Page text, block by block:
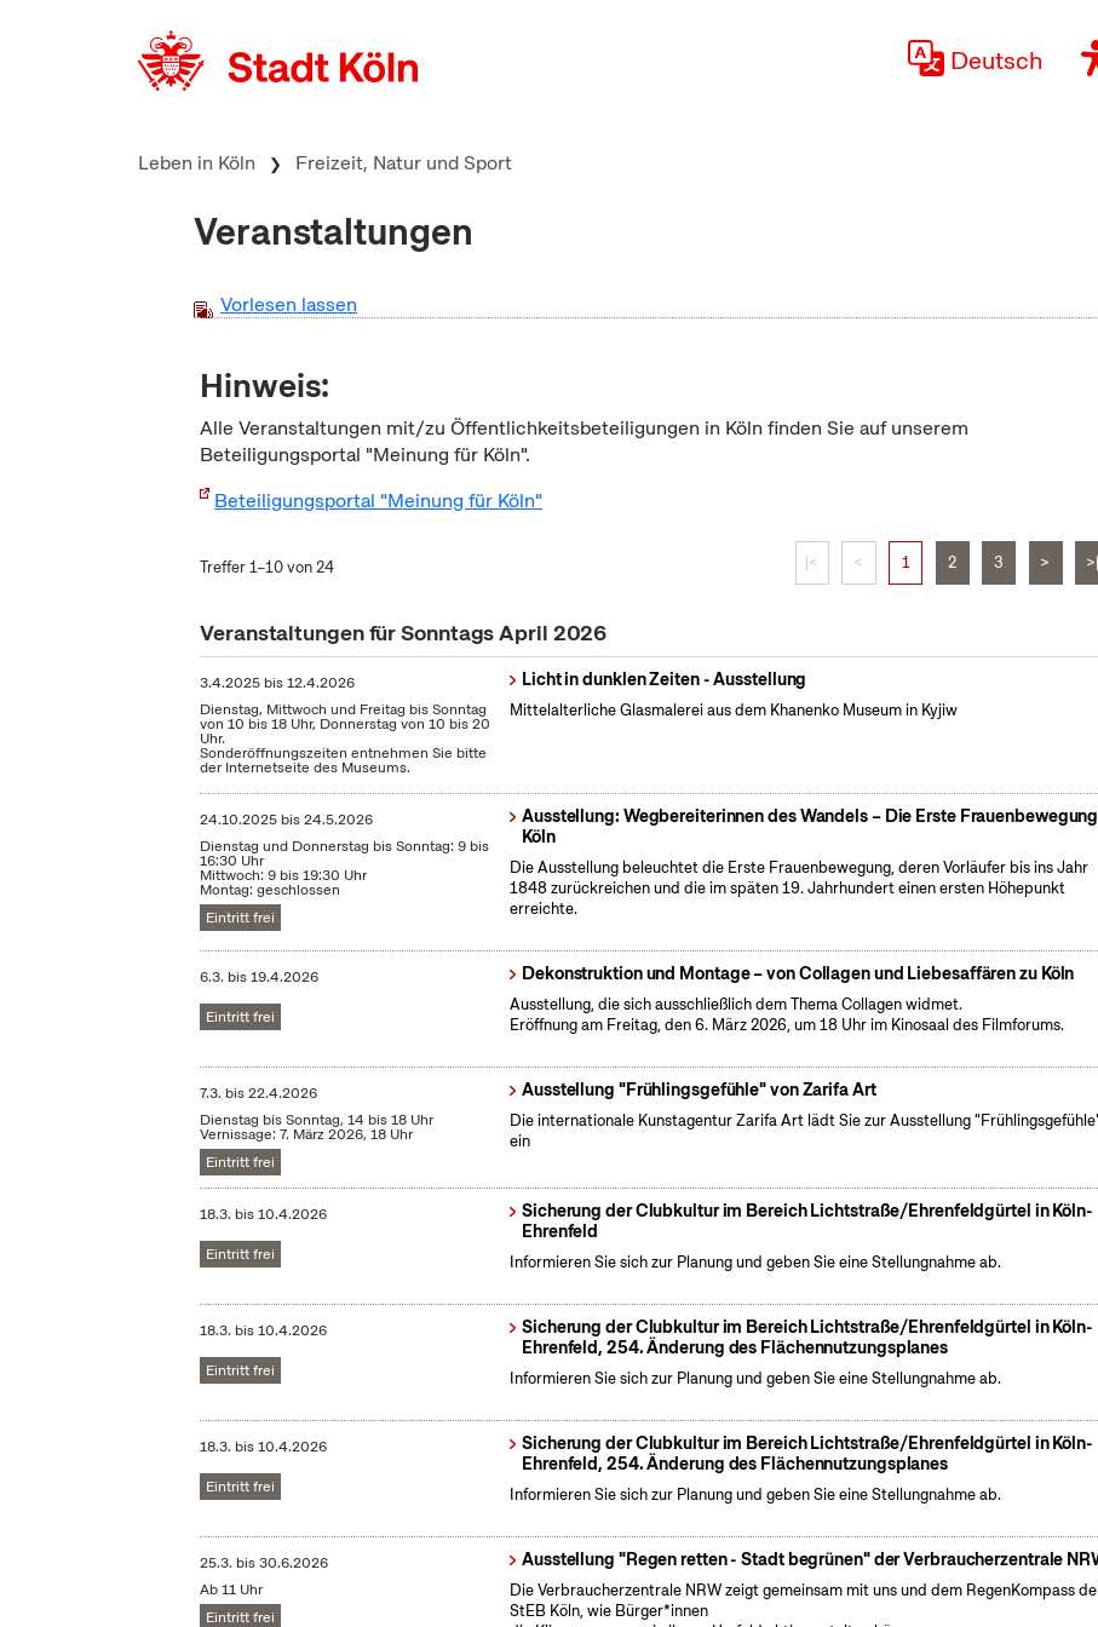
Deutsch
Leben in Köln Freizeit, Natur und Sport
Veranstaltungen
Vorlesen lassen
Hinweis:
Alle Veranstaltungen mit/zu Öffentlichkeitsbeteiligungen in Köln finden Sie auf unserem
Beteiligungsportal "Meinung für Köln".
Beteiligungsportal "Meinung für Köln"
Treffer 1–10 von 24 |< < 1 2 3 > >|
Veranstaltungen für Sonntags April 2026
3.4.2025 bis12.4.2026
Dienstag, Mittwoch und Freitag bis Sonntag
von 10 bis 18 Uhr, Donnerstag von 10 bis 20
Uhr.
Sonderöffnungszeiten entnehmen Sie bitte
der Internetseite des Museums.
Licht in dunklen Zeiten - Ausstellung
Mittelalterliche Glasmalerei aus dem Khanenko Museum in Kyjiw
24.10.2025 bis24.5.2026
Dienstag und Donnerstag bis Sonntag: 9 bis
16:30 Uhr
Mittwoch: 9 bis 19:30 Uhr
Montag: geschlossen
Eintritt frei
Ausstellung: Wegbereiterinnen des Wandels – Die Erste
Köln
Die Ausstellung beleuchtet die Erste Frauenbewegung, deren Vorläufer bis ins Jahr
1848 zurückreichen und die im späten 19. Jahrhundert einen ersten Höhepunkt
erreichte.
6.3. bis19.4.2026
Eintritt frei
Dekonstruktion und Montage – von Collagen und Liebesaffären zu Köln
Ausstellung, die sich ausschließlich dem Thema Collagen widmet.
Eröffnung am Freitag, den 6. März 2026, um 18 Uhr im Kinosaal des Filmforums.
7.3. bis22.4.2026
Dienstag bis Sonntag, 14 bis 18 Uhr
Vernissage: 7. März 2026, 18 Uhr
Eintritt frei
Ausstellung "Frühlingsgefühle" von Zarifa Art
Die internationale Kunstagentur Zarifa Art lädt Sie zur Ausstellung
ein
18.3. bis10.4.2026
Eintritt frei
Sicherung der Clubkultur im Bereich Lichtstraße/Ehrenfeldgürtel in Köln-
Ehrenfeld
Informieren Sie sich zur Planung und geben Sie eine Stellungnahme ab.
18.3. bis10.4.2026
Eintritt frei
Sicherung der Clubkultur im Bereich Lichtstraße/Ehrenfeldgürtel in Köln-
Ehrenfeld, 254. Änderung des Flächennutzungsplanes
Informieren Sie sich zur Planung und geben Sie eine Stellungnahme ab.
18.3. bis10.4.2026
Eintritt frei
Sicherung der Clubkultur im Bereich Lichtstraße/Ehrenfeldgürtel in Köln-
Ehrenfeld, 254. Änderung des Flächennutzungsplanes
Informieren Sie sich zur Planung und geben Sie eine Stellungnahme ab.
25.3. bis30.6.2026
Ab 11 Uhr
Eintritt frei
Ausstellung "Regen retten - Stadt begrünen" der Verbraucherzentrale
Die Verbraucherzentrale NRW zeigt gemeinsam mit uns und dem RegenKompass
StEB Köln, wie Bürger*innen